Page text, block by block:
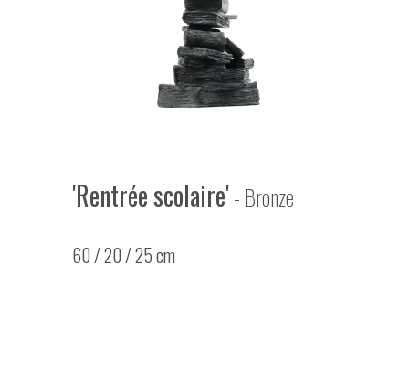
'Rentrée scolaire'- Bronze
60 / 20 / 25 cm